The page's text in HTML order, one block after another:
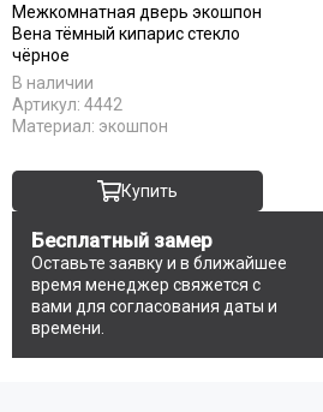
С патиной
Светлые
Тёмный кипарис
Тёмный анегри
Черные
Ясень
Antic loft
Bianco
Brown dreamline
Межкомнатная дверь экошпон
Вена тёмный кипарис стекло
чёрное
В наличии
Артикул: 4442
Материал: экошпон
Купить
Бесплатный замер
Оставьте заявку и в ближайшее
время менеджер свяжется с
вами для согласования даты и
времени.